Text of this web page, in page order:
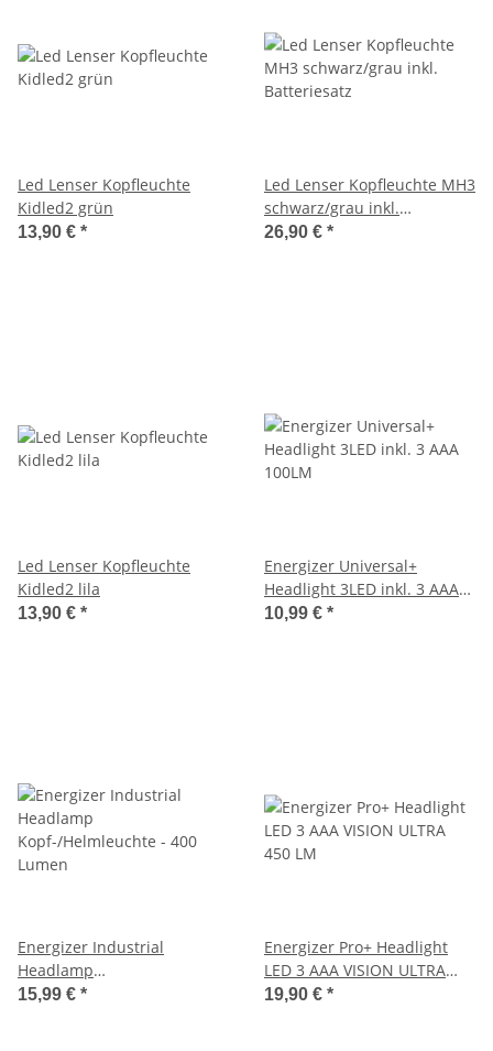
Led Lenser Kopfleuchte
Kidled2 grün
13,90 € *
Led Lenser Kopfleuchte MH3
schwarz/grau inkl.
Batteriesatz
26,90 € *
Led Lenser Kopfleuchte
Kidled2 lila
13,90 € *
Energizer Universal+
Headlight 3LED inkl. 3 AAA
100LM
10,99 € *
Energizer Industrial
Headlamp
Kopf-/Helmleuchte - 400
15,99 € *
Energizer Pro+ Headlight
LED 3 AAA VISION ULTRA
450 LM
19,90 € *